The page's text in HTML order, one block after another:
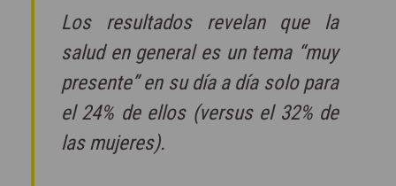
Los resultados revelan que la
salud en general es un tema “muy
presente” en su día a día solo para
el 24% de ellos (versus el 32% de
las mujeres).